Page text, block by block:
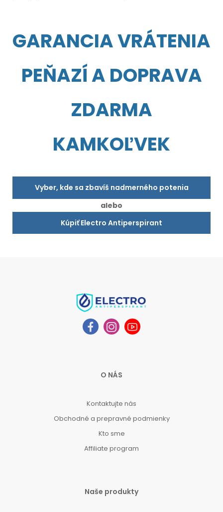
GARANCIA VRÁTENIA
PEŇAZÍ A DOPRAVA
ZDARMA
KAMKOĽVEK
Vyber, kde sa zbavíš nadmerného potenia
alebo
Kúpiť Electro Antiperspirant
O NÁS
Kontaktujte nás
Obchodné a prepravné podmienky
Kto sme
Affiliate program
Naše produkty